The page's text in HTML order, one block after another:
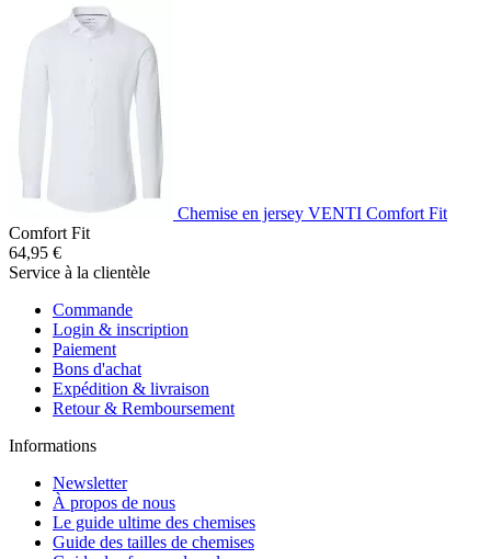
Chemise en jersey VENTI Comfort Fit
Comfort Fit
64,95 €
Service à la clientèle
Commande
Login & inscription
Paiement
Bons d'achat
Expédition & livraison
Retour & Remboursement
Informations
Newsletter
À propos de nous
Le guide ultime des chemises
Guide des tailles de chemises